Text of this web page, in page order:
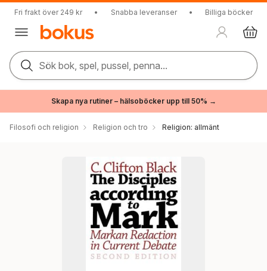
Fri frakt över 249 kr • Snabba leveranser • Billiga böcker
Sök bok, spel, pussel, penna...
Skapa nya rutiner – hälsoböcker upp till 50% →
Filosofi och religion Religion och tro Religion: allmänt